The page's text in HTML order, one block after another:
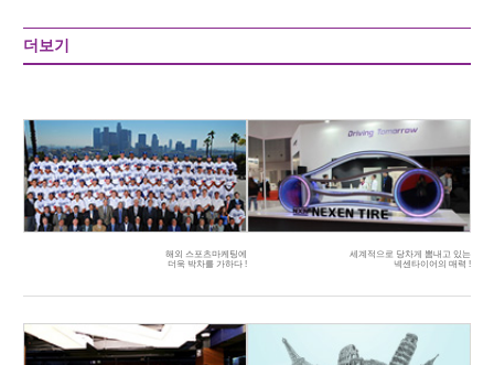
더보기
해외 스포츠마케팅에
더욱 박차를 가하다 !
세계적으로 당차게 뽐내고 있는
넥센타이어의 매력 !